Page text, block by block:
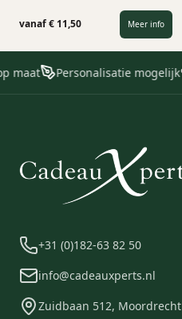
stopt deuren en ramen op een
betrouwbare wijze en is geschikt
voor elk oppervlak, van tapijt,
parket tot tegels.
vanaf € 11,50 Meer info
maat Personalisatie mogelijk
+31 (0)182-63 82 50
info@cadeauxperts.nl
Zuidbaan 512, Moordrecht